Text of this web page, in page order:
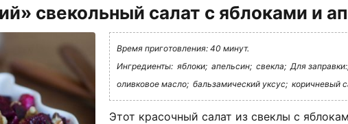
свекольный салат с яблоками и
Время приготовления: 40 минут.
Ингредиенты: яблоки; апельсин; свекла; Для
оливковое масло; бальзамический уксус; коричневый
Этот красочный салат из свеклы с